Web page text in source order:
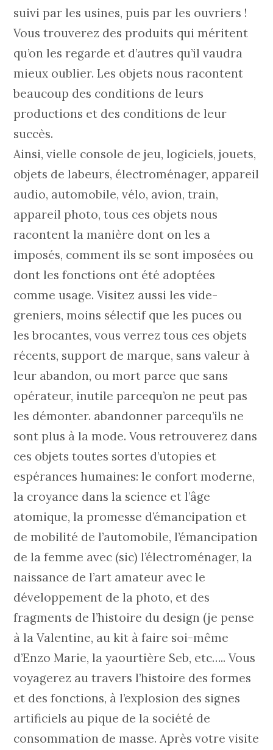
suivi par les usines, puis par les ouvriers !
Vous trouverez des produits qui méritent
qu’on les regarde et d’autres qu’il vaudra
mieux oublier. Les objets nous racontent
beaucoup des conditions de leurs
productions et des conditions de leur
succès.
Ainsi, vielle console de jeu, logiciels, jouets,
objets de labeurs, électroménager, appareil
audio, automobile, vélo, avion, train,
appareil photo, tous ces objets nous
racontent la manière dont on les a
imposés, comment ils se sont imposées ou
dont les fonctions ont été adoptées
comme usage. Visitez aussi les vide-
greniers, moins sélectif que les puces ou
les brocantes, vous verrez tous ces objets
récents, support de marque, sans valeur à
leur abandon, ou mort parce que sans
opérateur, inutile parcequ’on ne peut pas
les démonter. abandonner parcequ’ils ne
sont plus à la mode. Vous retrouverez dans
ces objets toutes sortes d’utopies et
espérances humaines: le confort moderne,
la croyance dans la science et l’âge
atomique, la promesse d’émancipation et
de mobilité de l’automobile, l’émancipation
de la femme avec (sic) l’électroménager, la
naissance de l’art amateur avec le
développement de la photo, et des
fragments de l’histoire du design (je pense
à la Valentine, au kit à faire soi-même
d’Enzo Marie, la yaourtière Seb, etc….. Vous
voyagerez au travers l’histoire des formes
et des fonctions, à l’explosion des signes
artificiels au pique de la société de
consommation de masse. Après votre visite